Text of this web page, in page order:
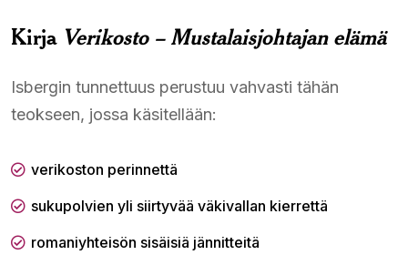
Kirja Verikosto – Mustalaisjohtajan elämä
Isbergin tunnettuus perustuu vahvasti tähän
teokseen, jossa käsitellään:
verikoston perinnettä
sukupolvien yli siirtyvää väkivallan kierrettä
romaniyhteisön sisäisiä jännitteitä